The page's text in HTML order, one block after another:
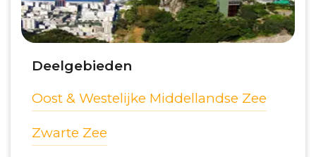
Deelgebieden
Oost & Westelijke Middellandse Zee
Zwarte Zee